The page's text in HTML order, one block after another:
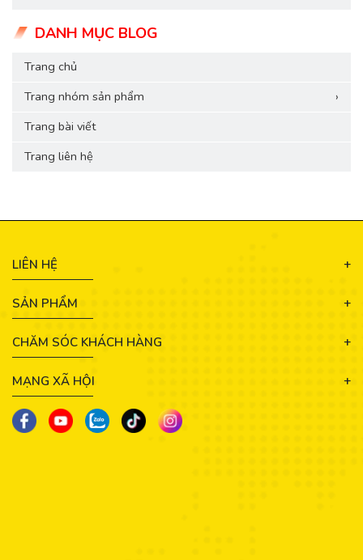
DANH MỤC BLOG
Trang chủ
Trang nhóm sản phẩm
›
Trang bài viết
Trang liên hệ
LIÊN HỆ
SẢN PHẨM
CHĂM SÓC KHÁCH HÀNG
MẠNG XÃ HỘI